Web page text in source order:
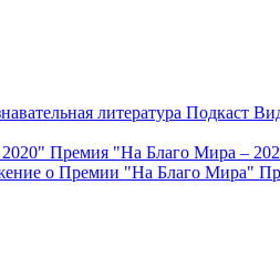
литература Подкаст
Премия "На Благо Мира –
о Премии "На Благо Мира"